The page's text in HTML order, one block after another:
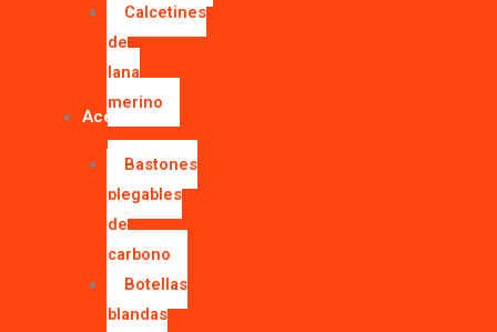
Calcetines
de
lana
merino
Accesorios
Bastones
plegables
de
carbono
Botellas
blandas